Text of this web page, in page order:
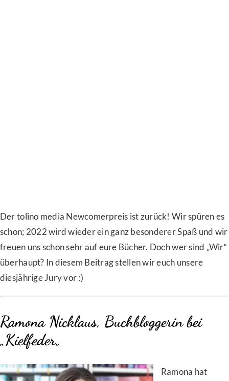
Der tolino media Newcomerpreis ist zurück! Wir spüren es
schon; 2022 wird wieder ein ganz besonderer Spaß und wir
freuen uns schon sehr auf eure Bücher. Doch wer sind „Wir“
überhaupt? In diesem Beitrag stellen wir euch unsere
diesjährige Jury vor :)
Ramona Nicklaus, Buchbloggerin bei
„Kielfeder„
Ramona hat